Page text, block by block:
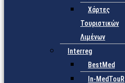
Χάρτες
Τουριστικών
Λιμένων
Interreg
BestMed
In-MedTouR